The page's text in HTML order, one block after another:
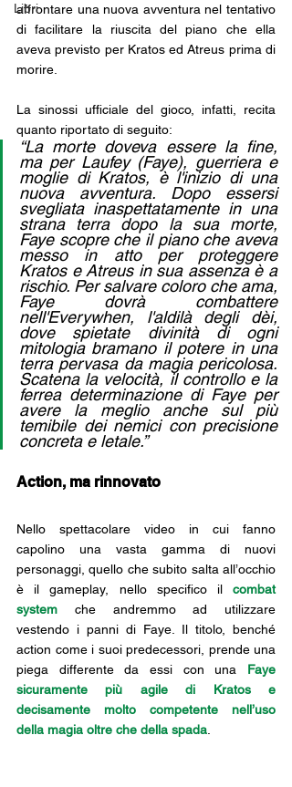
Libri
affrontare una nuova avventura nel tentativo
di facilitare la riuscita del piano che ella
aveva previsto per Kratos ed Atreus prima di
morire.
La sinossi ufficiale del gioco, infatti, recita
quanto riportato di seguito:
“La morte doveva essere la fine,
ma per Laufey (Faye), guerriera e
moglie di Kratos, è l'inizio di una
nuova avventura. Dopo essersi
svegliata inaspettatamente in una
strana terra dopo la sua morte,
Faye scopre che il piano che aveva
messo in atto per proteggere
Kratos e Atreus in sua assenza è a
rischio. Per salvare coloro che ama,
Faye dovrà combattere
nell'Everywhen, l'aldilà degli dèi,
dove spietate divinità di ogni
mitologia bramano il potere in una
terra pervasa da magia pericolosa.
Scatena la velocità, il controllo e la
ferrea determinazione di Faye per
avere la meglio anche sul più
temibile dei nemici con precisione
concreta e letale.”
Action, ma rinnovato
Nello spettacolare video in cui fanno
capolino una vasta gamma di nuovi
personaggi, quello che subito salta all’occhio
è il gameplay, nello specifico il combat
system che andremmo ad utilizzare
vestendo i panni di Faye. Il titolo, benché
action come i suoi predecessori, prende una
piega differente da essi con una Faye
sicuramente più agile di Kratos e
decisamente molto competente nell’uso
della magia oltre che della spada